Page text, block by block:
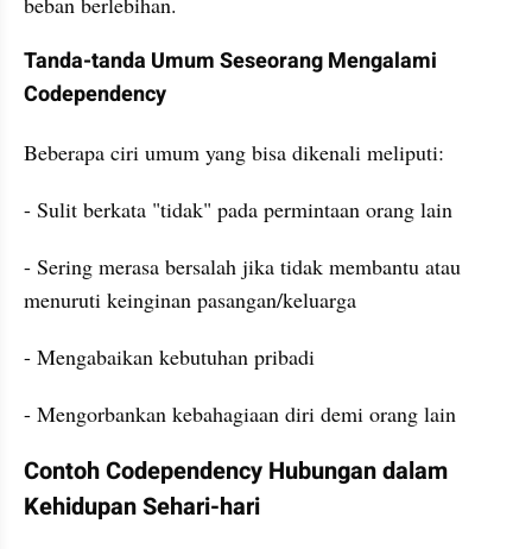
Tanda-tanda Umum Seseorang Mengalami
Codependency
Beberapa ciri umum yang bisa dikenali meliputi:
- Sulit berkata "tidak" pada permintaan orang lain
- Sering merasa bersalah jika tidak membantu atau
menuruti keinginan pasangan/keluarga
- Mengabaikan kebutuhan pribadi
- Mengorbankan kebahagiaan diri demi orang lain
Contoh Codependency Hubungan dalam
Kehidupan Sehari-hari